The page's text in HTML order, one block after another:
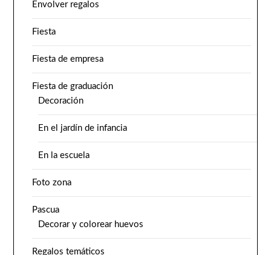
Envolver regalos
Fiesta
Fiesta de empresa
Fiesta de graduación
Decoración
En el jardín de infancia
En la escuela
Foto zona
Pascua
Decorar y colorear huevos
Regalos temáticos